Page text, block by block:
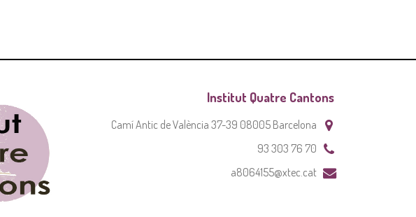
Institut Quatre Cantons
Camí Antic de València 37-39 08005 Barcelona
93 303 76 70
a8064155@xtec.cat